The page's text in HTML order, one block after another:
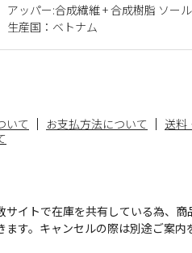
アッパー:合成繊維 + 合成樹脂 ソー
生産国：ベトナム
いて お支払方法について
送料
イトで在庫を共有している為、
ます。キャンセルの際は別途ご案内